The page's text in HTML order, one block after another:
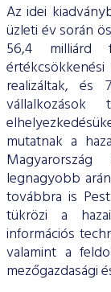
Az idei
üzleti év során
56,4 milliárd
realizáltak, és
mutatnak a
legnagyobb
továbbra is
tükrözi a
információs
valamint a
mezőgazdasági